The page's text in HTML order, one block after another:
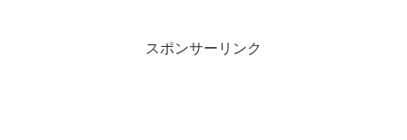
スポンサーリンク